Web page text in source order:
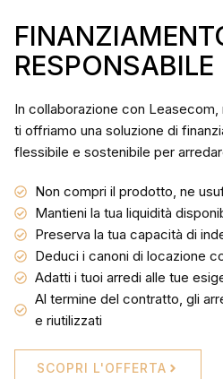
RESPONSABILE
In collaborazione con
ti offriamo una soluzione di
flessibile e sostenibile per
Non compri il prodotto, ne
Mantieni la tua liquidità
Preserva la tua capacità di
Deduci i canoni di locazione
Adatti i tuoi arredi alle tue
Al termine del contratto, gli
e riutilizzati
SCOPRI L'OFFERTA